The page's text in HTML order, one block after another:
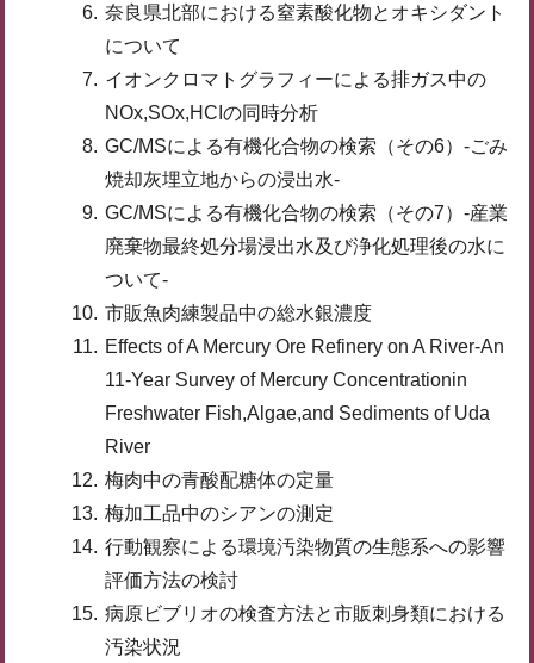
奈良県北部における窒素酸化物とオキシダント
について
イオンクロマトグラフィーによる排ガス中の
NOx,SOx,HCIの同時分析
GC/MSによる有機化合物の検索（その6）-ごみ
焼却灰埋立地からの浸出水-
GC/MSによる有機化合物の検索（その7）-産業
廃棄物最終処分場浸出水及び浄化処理後の水に
ついて-
市販魚肉練製品中の総水銀濃度
Effects of A Mercury Ore Refinery on A River-An
11-Year Survey of Mercury Concentrationin
Freshwater Fish,Algae,and Sediments of Uda
River
梅肉中の青酸配糖体の定量
梅加工品中のシアンの測定
行動観察による環境汚染物質の生態系への影響
評価方法の検討
病原ビブリオの検査方法と市販刺身類における
汚染状況